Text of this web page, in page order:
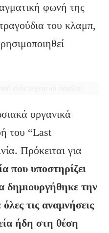
φωνή της
του κλαμπ,
οργανικά
του “Last
Πρόκειται για
που υποστηρίζει
δημιουργήθηκε την
τις αναμνήσεις
ήδη στη θέση